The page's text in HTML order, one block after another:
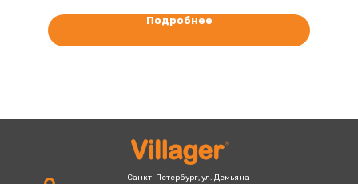
Подробнее
Санкт-Петербург, ул. Демьяна